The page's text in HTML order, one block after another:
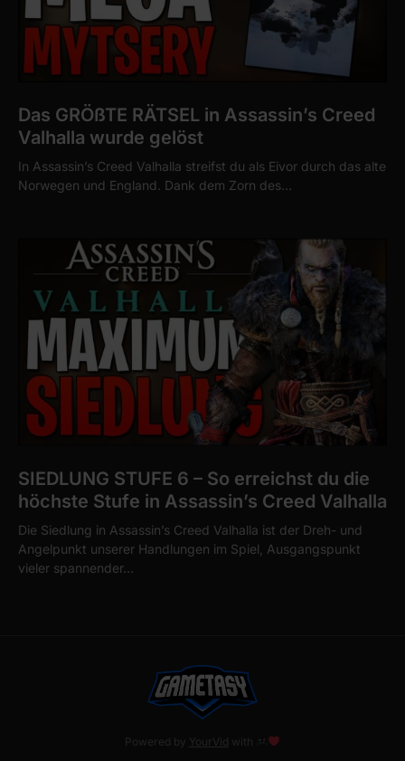
Das GRÖßTE RÄTSEL in Assassin’s Creed
Valhalla wurde gelöst
In Assassin’s Creed Valhalla streifst du als Eivor durch das alte
Norwegen und England. Dank dem Zorn des…
SIEDLUNG STUFE 6 – So erreichst du die
höchste Stufe in Assassin’s Creed Valhalla
Die Siedlung in Assassin’s Creed Valhalla ist der Dreh- und
Angelpunkt unserer Handlungen im Spiel, Ausgangspunkt
vieler spannender…
Powered by YourVid with